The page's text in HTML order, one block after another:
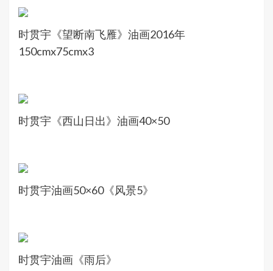
时贯宇《望断南飞雁》油画2016年
150cmx75cmx3
时贯宇《西山日出》油画40×50
时贯宇油画50×60《风景5》
时贯宇油画《雨后》